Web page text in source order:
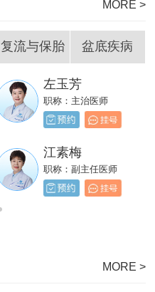
MORE >
复流与保胎 盆底疾病
左玉芳
职称：主治医师
江素梅
职称：副主任医师
岳成堂
职称：主治医师
邓天财
职称：主治医师
MORE >